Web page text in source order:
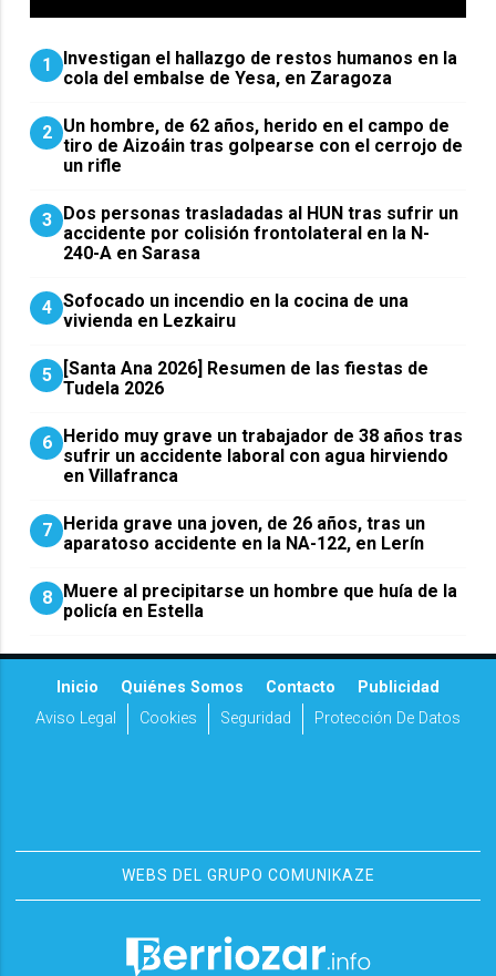
1
Investigan el hallazgo de restos humanos en la
cola del embalse de Yesa, en Zaragoza
2 Un hombre, de 62 años, herido en el campo de
tiro de Aizoáin tras golpearse con el cerrojo de
un rifle
3
​Dos personas trasladadas al HUN tras sufrir un
accidente por colisión frontolateral en la N-
240-A en Sarasa
4 Sofocado un incendio en la cocina de una
vivienda en Lezkairu
5
[Santa Ana 2026] Resumen de las fiestas de
Tudela 2026
6
Herido muy grave un trabajador de 38 años tras
sufrir un accidente laboral con agua hirviendo
en Villafranca
7
Herida grave una joven, de 26 años, tras un
aparatoso accidente en la NA-122, en Lerín
8
Muere al precipitarse un hombre que huía de la
policía en Estella
Inicio Quiénes Somos Contacto
Publicidad
Aviso Legal
Cookies Seguridad Protección De Datos
WEBS DEL GRUPO COMUNIKAZE